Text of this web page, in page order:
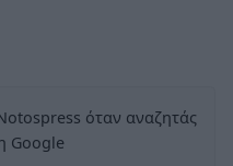
όταν αναζητάς
Google